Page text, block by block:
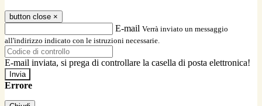
button close ×
E-mail Verrà inviato un messaggio
all'indirizzo indicato con le istruzioni necessarie.
E-mail inviata, si prega di controllare la casella di posta elettronica!
Errore